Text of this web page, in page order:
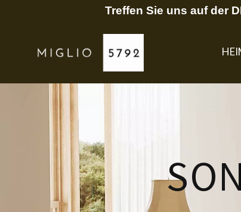
Treffen Sie uns auf der